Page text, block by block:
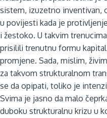
sistem, izuzetno inventivan,
u povijesti kada je
i žestoko. U takvim
prisilili trenutnu formu
promjene. Sada, mislim,
za takvom strukturalnom
se da opipati, toliko je
Svima je jasno da malo
duboku strukturalnu krizu u